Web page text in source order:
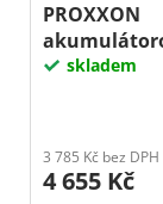
PROXXON
LBX/A
skladem
3 785 Kč bez DPH
4 655 Kč